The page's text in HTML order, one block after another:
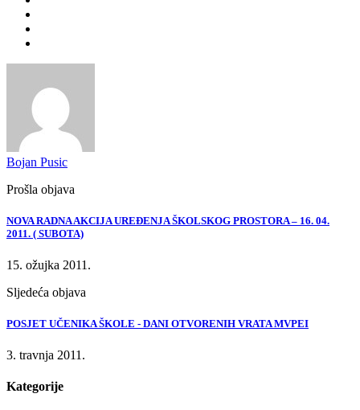
Bojan Pusic
Prošla objava
NOVA RADNA AKCIJA UREĐENJA ŠKOLSKOG PROSTORA – 16. 04.
2011. ( SUBOTA)
15. ožujka 2011.
Sljedeća objava
POSJET UČENIKA ŠKOLE - DANI OTVORENIH VRATA MVPEI
3. travnja 2011.
Kategorije